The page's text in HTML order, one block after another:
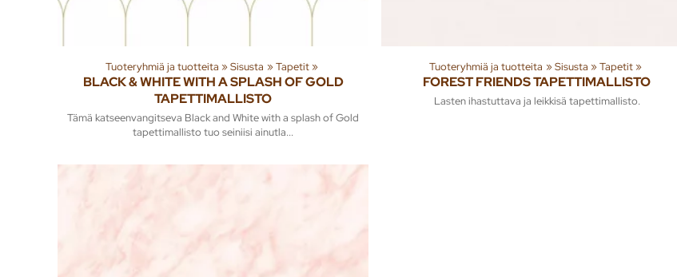
Tuoteryhmiä ja tuotteita ‪»Sisusta ‪»Tapetit‪»
BLACK & WHITE WITH A SPLASH OF GOLD
TAPETTIMALLISTO
Tämä katseenvangitseva Black and White with a splash of Gold
tapettimallisto tuo seiniisi ainutla...
Tuoteryhmiä ja tuotteita ‪»Sisusta ‪»Tapetit‪»
FOREST FRIENDS TAPETTIMALLISTO
Lasten ihastuttava ja leikkisä tapettimallisto.